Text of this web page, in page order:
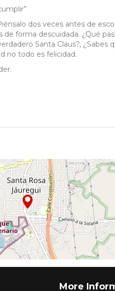
dos veces antes de
forma descuidada. ¿Qué
Santa Claus?, ¿Sabes
no todo es felicidad.
More